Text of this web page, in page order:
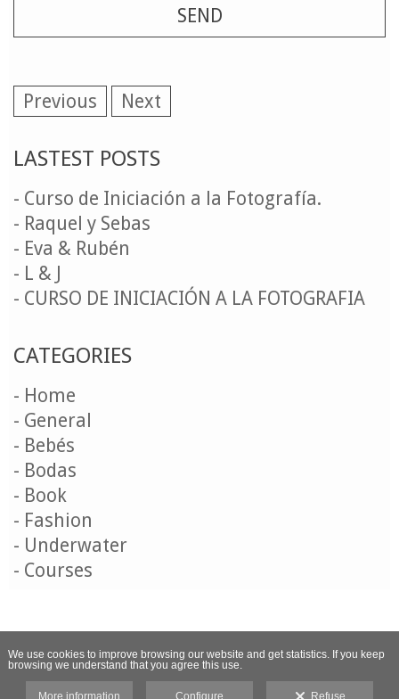
Previous Next
LASTEST POSTS
- Curso de Iniciación a la Fotografía.
- Raquel y Sebas
- Eva & Rubén
- L & J
- CURSO DE INICIACIÓN A LA FOTOGRAFIA
CATEGORIES
- Home
- General
- Bebés
- Bodas
- Book
- Fashion
- Underwater
- Courses
We use cookies to improve browsing our website and get statistics. If you keep
browsing we understand that you agree this use.
More information Configure Refuse